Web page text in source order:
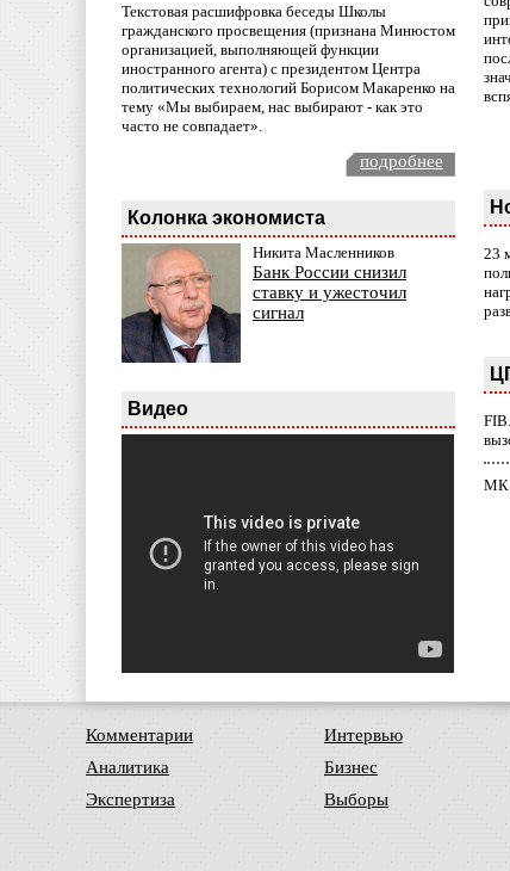
Текстовая расшифровка беседы Школы
гражданского просвещения (признана Минюстом
организацией, выполняющей функции
иностранного агента) с президентом Центра
политических технологий Борисом Макаренко на
тему «Мы выбираем, нас выбирают - как это
часто не совпадает».
подробнее
Колонка экономиста
Никита Масленников
Банк России снизил
ставку и ужесточил
сигнал
Видео
23
МК.
Комментарии
Аналитика
Экспертиза
Интервью
Бизнес
Выборы